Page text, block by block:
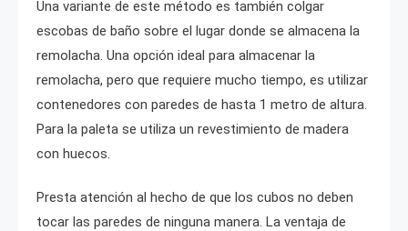
Una variante de este método es también colgar
escobas de baño sobre el lugar donde se almacena la
remolacha. Una opción ideal para almacenar la
remolacha, pero que requiere mucho tiempo, es utilizar
contenedores con paredes de hasta 1 metro de altura.
Para la paleta se utiliza un revestimiento de madera
con huecos.
Presta atención al hecho de que los cubos no deben
tocar las paredes de ninguna manera. La ventaja de